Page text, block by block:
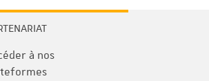
à nos